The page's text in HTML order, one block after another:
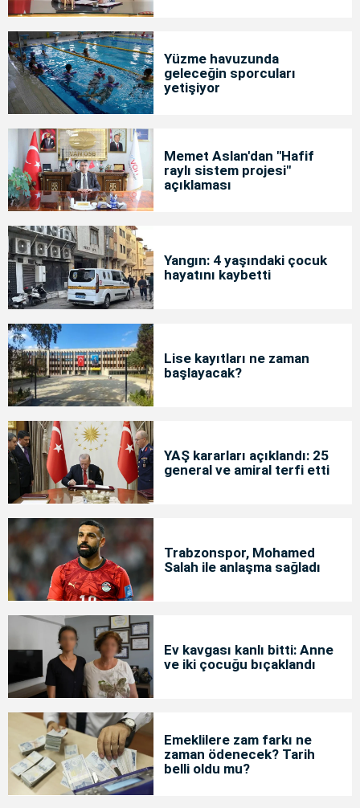
Yüzme havuzunda
geleceğin sporcuları
yetişiyor
Memet Aslan'dan "Hafif
raylı sistem projesi"
açıklaması
Yangın: 4 yaşındaki çocuk
hayatını kaybetti
Lise kayıtları ne zaman
başlayacak?
YAŞ kararları açıklandı: 25
general ve amiral terfi etti
Trabzonspor, Mohamed
Salah ile anlaşma sağladı
Ev kavgası kanlı bitti: Anne
ve iki çocuğu bıçaklandı
Emeklilere zam farkı ne
zaman ödenecek? Tarih
belli oldu mu?